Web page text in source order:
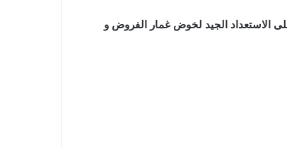
الاستعداد الجيد لخوض غمار الفروض و